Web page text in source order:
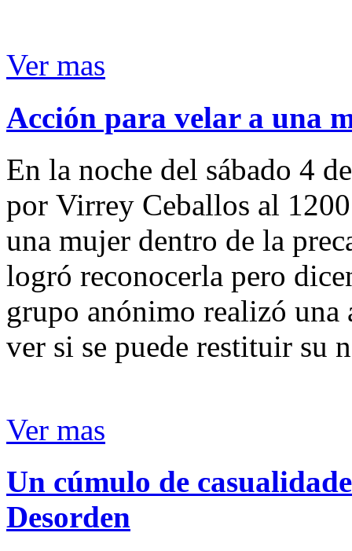
Ver mas
Acción para velar a una
En la noche del sábado 4
por Virrey Ceballos al
una mujer dentro de la
logró reconocerla pero
grupo anónimo realizó
ver si se puede restituir su
Ver mas
Un cúmulo de
Desorden